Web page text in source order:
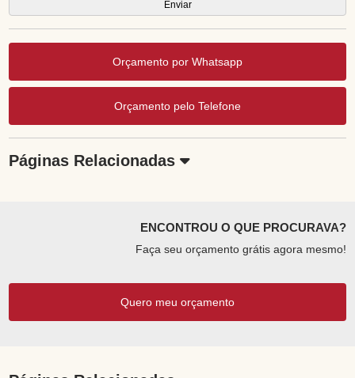
Orçamento por Whatsapp
Orçamento pelo Telefone
Páginas Relacionadas
ENCONTROU O QUE PROCURAVA?
Faça seu orçamento grátis agora mesmo!
Quero meu orçamento